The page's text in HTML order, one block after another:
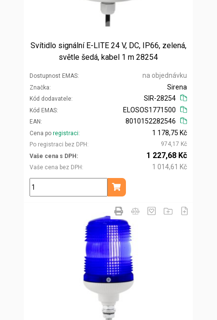
Svítidlo signální E-LITE 24 V, DC, IP66, zelená,
světle šedá, kabel 1 m 28254
Dostupnost EMAS na objednávku
Značka
Kód dodavatele
Sirena
SIR-28254
Kód EMAS
EAN
ELOSOS1771500
8010152282546
Cena po registraci
Po registraci bez DPH
1 178,75 Kč
974,17 Kč
Vaše cena s DPH
Vaše cena bez DPH
1 227,68 Kč
1 014,61 Kč
ks
Přidat do košíku